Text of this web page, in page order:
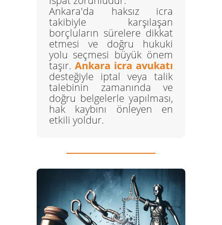
Ankara'da haksız icra
takibiyle karşılaşan
borçluların sürelere dikkat
etmesi ve doğru hukuki
yolu seçmesi büyük önem
taşır. Ankara icra avukatı
desteğiyle iptal veya talik
talebinin zamanında ve
doğru belgelerle yapılması,
hak kaybını önleyen en
etkili yoldur.